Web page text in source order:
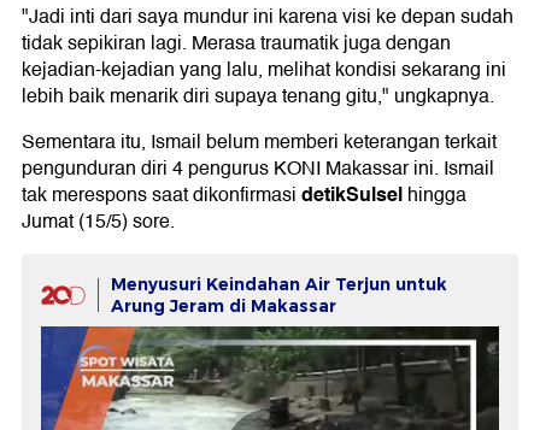
"Jadi inti dari saya mundur ini karena visi ke depan sudah
tidak sepikiran lagi. Merasa traumatik juga dengan
kejadian-kejadian yang lalu, melihat kondisi sekarang ini
lebih baik menarik diri supaya tenang gitu," ungkapnya.
Sementara itu, Ismail belum memberi keterangan terkait
pengunduran diri 4 pengurus KONI Makassar ini. Ismail
tak merespons saat dikonfirmasidetikSulselhingga
Jumat (15/5) sore.
Menyusuri Keindahan Air Terjun untuk
Arung Jeram di Makassar